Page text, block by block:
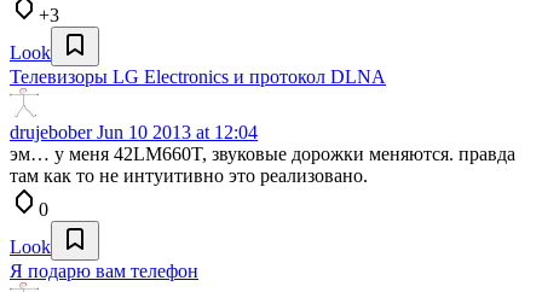
+3
Look
Телевизоры LG Electronics и протокол DLNA
drujeboberJun 10 2013 at 12:04
эм… у меня 42LM660T, звуковые дорожки меняются. правда
там как то не интуитивно это реализовано.
0
Look
Я подарю вам телефон